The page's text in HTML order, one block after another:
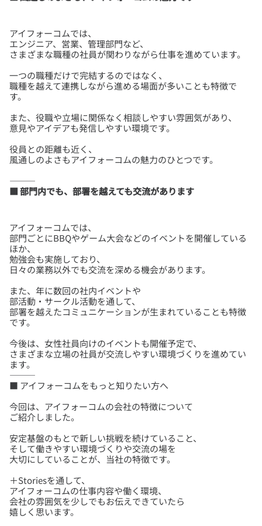
アイフォーコムでは、
エンジニア、営業、管理部門など、
一つの職種だけで完結するのではなく、
職種を越えて連携しながら進める場面が多いことも特徴で
また、役職や立場に関係なく相談しやすい雰囲気があり、
役員との距離も近く、
■ 部門内でも、部署を越えても交流があります
アイフォーコムでは、
部門ごとにBBQやゲーム大会などのイベントを開催している
ほか、
勉強会も実施しており、
また、年に数回の社内イベントや
部活動・サークル活動を通して、
部署を越えたコミュニケーションが生まれていることも特徴
今後は、女性社員向けのイベントも開催予定で、
さまざまな立場の社員が交流しやすい環境づくりを進めてい
ます。
⸻
今回は、アイフォーコムの会社の特徴について
安定基盤のもとで新しい挑戦を続けていること、
そして働きやすい環境づくりや交流の場を
＋Storiesを通して、
アイフォーコムの仕事内容や働く環境、
会社の雰囲気を少しでもお伝えできていたら